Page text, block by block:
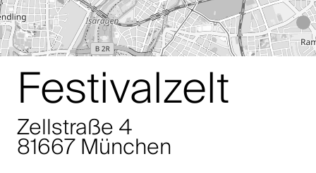
Festivalzelt
Zellstraße 4
81667 München